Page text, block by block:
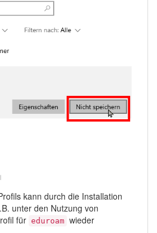
kann durch die Installation
unter den Nutzung von
für eduroam wieder